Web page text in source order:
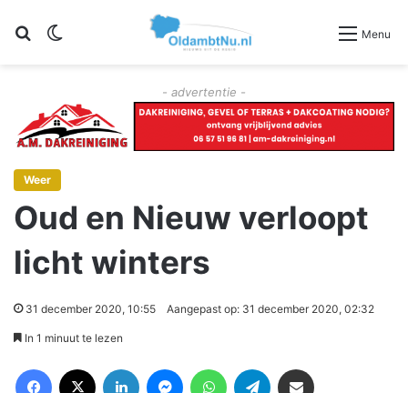
Zoeken Menu
- advertentie -
Weer
Oud en Nieuw verloopt
licht winters
31 december 2020, 10:55 Aangepast op: 31 december 2020, 02:32
In 1 minuut te lezen